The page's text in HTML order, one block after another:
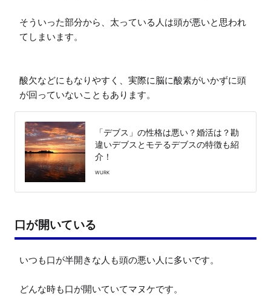
そういった部分から、太っている人は頭が悪いと思われ
てしまいます。
酸欠などにもなりやすく、実際に脳に酸素がいかずに頭
が回っていないこともあります。
「デブス」の性格は悪い？婚活は？勘
違いデブスとモテるデブスの特徴も紹
介！
WURK
口が開いている
いつも口が半開きな人も頭の悪い人に多いです。
どんな時も口が開いていてマヌケです。